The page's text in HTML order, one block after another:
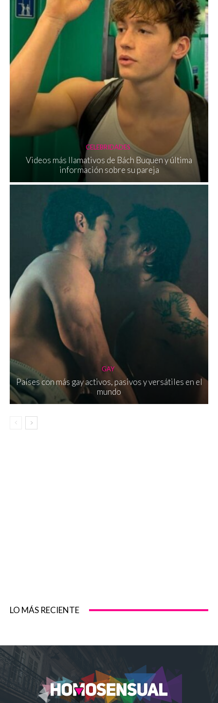
CELEBRIDADES
Videos más llamativos de Bách Buquen y última
información sobre su pareja
GAY
Países con más gay activos, pasivos y versátiles en el
mundo
LO MÁS RECIENTE